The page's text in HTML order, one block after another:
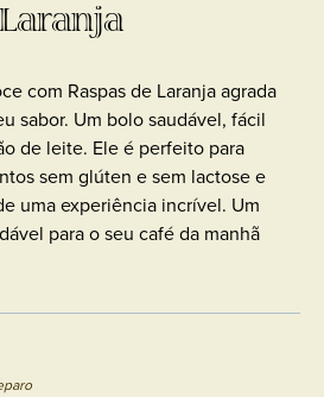
com Raspas de Laranja agrada
sabor. Um bolo saudável, fácil
de leite. Ele é perfeito para
sem glúten e sem lactose e
uma experiência incrível. Um
para o seu café da manhã